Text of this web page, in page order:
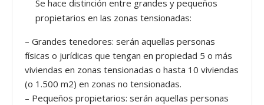
Se hace distinción entre grandes y pequeños
propietarios en las zonas tensionadas:
– Grandes tenedores: serán aquellas personas
físicas o jurídicas que tengan en propiedad 5 o más
viviendas en zonas tensionadas o hasta 10 viviendas
(o 1.500 m2) en zonas no tensionadas.
– Pequeños propietarios: serán aquellas personas